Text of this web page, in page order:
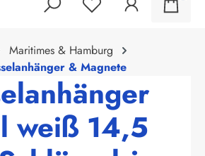
Maritimes & Hamburg
& Magnete
weiß 14,5